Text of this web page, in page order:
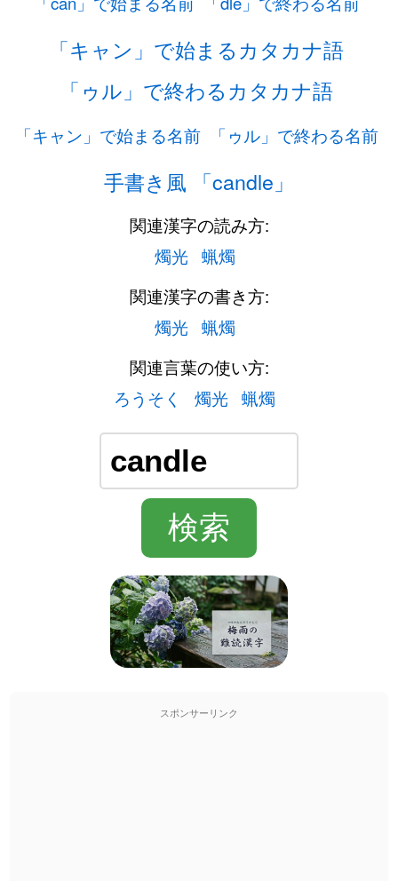
「キャン」で始まるカタカナ語
「ゥル」で終わるカタカナ語
「キャン」で始まる名前 「ゥル」で終わる名前
手書き風 「candle」
関連漢字の読み方:
燭光 蝋燭
関連漢字の書き方:
燭光 蝋燭
関連言葉の使い方:
ろうそく
燭光 蝋燭
スポンサーリンク